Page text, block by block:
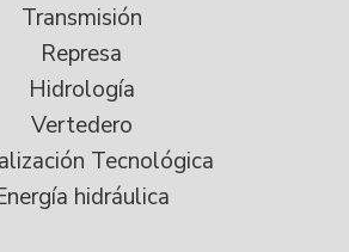
Transmisión
Represa
Hidrología
Vertedero
Tecnológica
hidráulica